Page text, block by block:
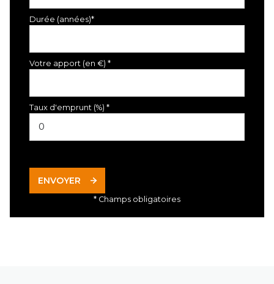
Durée (années)*
Votre apport (en €) *
Taux d'emprunt (%) *
ENVOYER
* Champs obligatoires